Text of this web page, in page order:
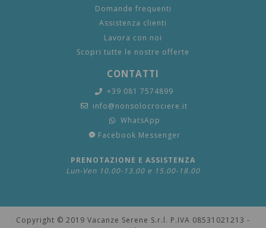
Domande frequenti
Assistenza clienti
Lavora con noi
Scopri tutte le nostre offerte
CONTATTI
+39 081 7574899
info@nonsolocrociere.it
WhatsApp
Facebook Messenger
PRENOTAZIONE E ASSISTENZA
Lun-Ven 10.00-13.00 e 15.00-18.00
Copyright © 2019 Vacanze Serene S.r.l. P.IVA 08531021213 -